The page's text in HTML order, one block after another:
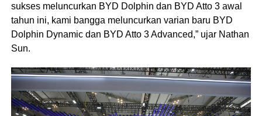
sukses meluncurkan BYD Dolphin dan BYD Atto 3 awal
tahun ini, kami bangga meluncurkan varian baru BYD
Dolphin Dynamic dan BYD Atto 3 Advanced,” ujar Nathan
Sun.